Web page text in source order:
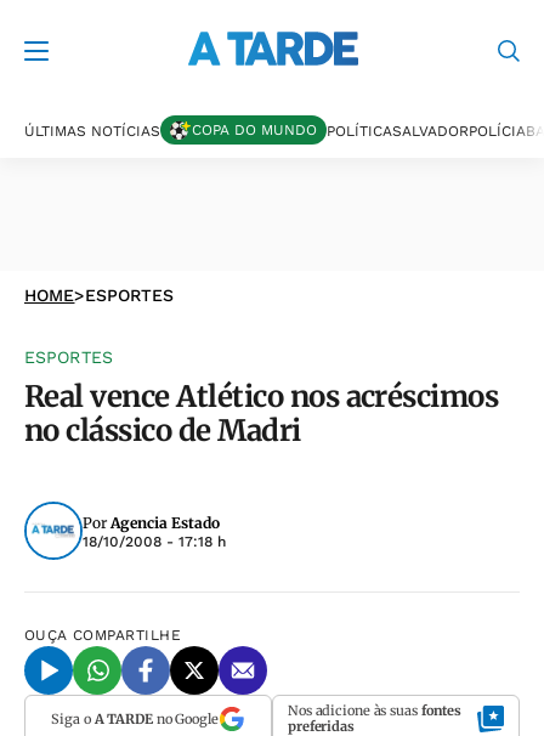
ÚLTIMAS NOTÍCIAS COPA DO MUNDO POLÍTICASALVADORPOLÍCIA
HOME>ESPORTES
ESPORTES
Real vence Atlético nos acréscimos
no clássico de Madri
PorAgencia Estado
18/10/2008 - 17:18 h
OUÇA COMPARTILHE
Siga o A TARDEno Google Nos adicione às suas fontes
preferidas